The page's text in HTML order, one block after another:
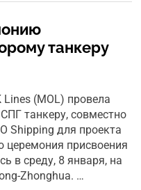
танкеру
(MOL) провела
танкеру, совместно
Shipping для проекта
церемония присвоения
в среду, 8 января, на
Zhonghua. …